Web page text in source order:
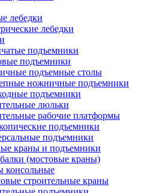
лебедки
лебедки
подъемники
подъемники
подъемные столы
ножничные подъемники
подъемники
люльки
рабочие платформы
подъемники
подъемники
краны и подъемники
(мостовые краны)
консольные
строительные краны